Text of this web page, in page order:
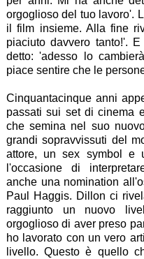
orgoglioso del tuo lavoro'.
il film insieme. Alla fine
piaciuto davvero tanto!'.
detto: 'adesso lo
piace sentire che le
Cinquantacinque anni
passati sui set di cinema
che semina nel suo
grandi sopravvissuti del
attore, un sex symbol e
l'occasione di
anche una nomination
Paul Haggis. Dillon ci
raggiunto un nuovo
orgoglioso di aver preso
ho lavorato con un vero
livello. Questo è quello